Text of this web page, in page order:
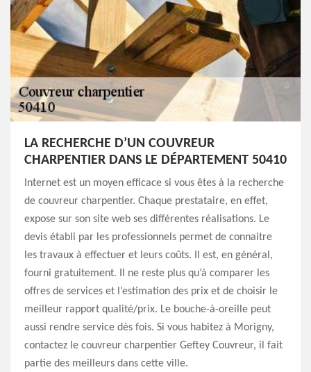
LA RECHERCHE D’UN COUVREUR
CHARPENTIER DANS LE DÉPARTEMENT 50410
Internet est un moyen efficace si vous êtes à la recherche
de couvreur charpentier. Chaque prestataire, en effet,
expose sur son site web ses différentes réalisations. Le
devis établi par les professionnels permet de connaitre
les travaux à effectuer et leurs coûts. Il est, en général,
fourni gratuitement. Il ne reste plus qu’à comparer les
offres de services et l’estimation des prix et de choisir le
meilleur rapport qualité/prix. Le bouche-à-oreille peut
aussi rendre service dès fois. Si vous habitez à Morigny,
contactez le couvreur charpentier Geftey Couvreur, il fait
partie des meilleurs dans cette ville.